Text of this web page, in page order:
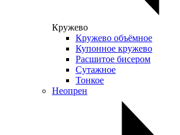
Кружево
Кружево объёмное
Купонное кружево
Расшитое бисером
Сутажное
Тонкое
Неопрен